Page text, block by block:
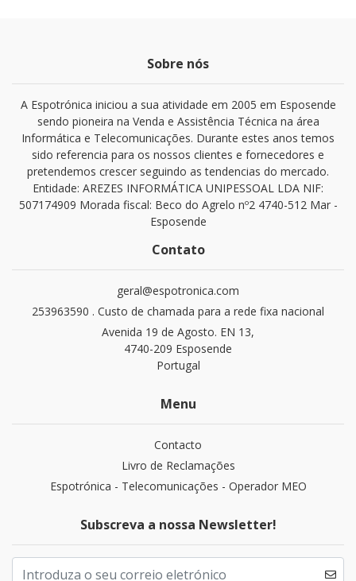
Sobre nós
A Espotrónica iniciou a sua atividade em 2005 em Esposende
sendo pioneira na Venda e Assistência Técnica na área
Informática e Telecomunicações. Durante estes anos temos
sido referencia para os nossos clientes e fornecedores e
pretendemos crescer seguindo as tendencias do mercado.
Entidade: AREZES INFORMÁTICA UNIPESSOAL LDA NIF:
507174909 Morada fiscal: Beco do Agrelo nº2 4740-512 Mar -
Esposende
Contato
geral@espotronica.com
253963590 . Custo de chamada para a rede fixa nacional
Avenida 19 de Agosto. EN 13,
4740-209 Esposende
Portugal
Menu
Contacto
Livro de Reclamações
Espotrónica - Telecomunicações - Operador MEO
Subscreva a nossa Newsletter!